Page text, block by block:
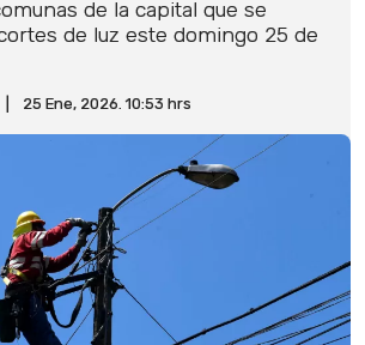
de la capital que se
de luz este domingo 25 de
25 Ene, 2026. 10:53 hrs